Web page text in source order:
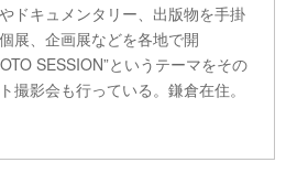
ドキュメンタリー、出版物を手掛
展、企画展などを各地で開
SESSION”というテーマをその
撮影会も行っている。鎌倉在住。